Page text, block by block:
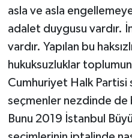
asla ve asla
adalet duygusu vardır.
vardır. Yapılan bu
hukuksuzluklar
Cumhuriyet Halk Partisi
seçmenler nezdinde
Bunu 2019 İstanbul